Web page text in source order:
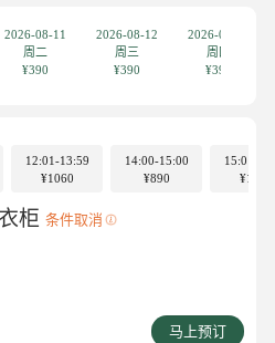
2026-08-11
周二
¥390
2026-08-12
周三
¥390
2026-08-13
周四
¥390
12:01-13:59
¥1060
14:00-15:00
¥890
15:01-
¥1060
柜 条件取消
马上预订